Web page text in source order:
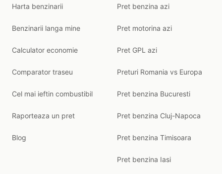
Harta benzinarii
Benzinarii langa mine
Calculator economie
Comparator traseu
Cel mai ieftin combustibil
Raporteaza un pret
Blog
Pret benzina azi
Pret motorina azi
Pret GPL azi
Preturi Romania vs Europa
Pret benzina Bucuresti
Pret benzina Cluj-Napoca
Pret benzina Timisoara
Pret benzina Iasi